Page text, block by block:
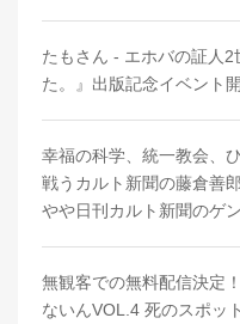
たもさん - エホバの証人
た。』出版記念イベント
幸福の科学、統一教会、
戦うカルト新聞の藤倉善
やや日刊カルト新聞のゲ
無観客での無料配信決定
ないんVOL.4 死のスポッ